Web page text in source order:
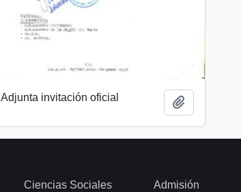
Adjunta invitación oficial
Ciencias Sociales Admisión